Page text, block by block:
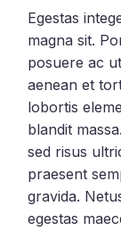
Egestas
magna sit.
posuere ac
aenean et
lobortis
blandit
sed risus
praesent
gravida.
egestas